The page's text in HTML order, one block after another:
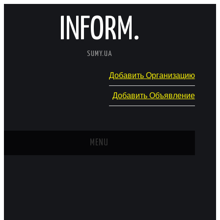
INFORM.
SUMY.UA
Добавить Организацию
Добавить Объявление
MENU